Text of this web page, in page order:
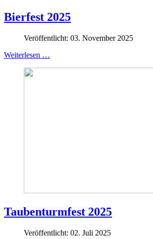
Bierfest 2025
Veröffentlicht: 03. November 2025
Weiterlesen …
Taubenturmfest 2025
Veröffentlicht: 02. Juli 2025